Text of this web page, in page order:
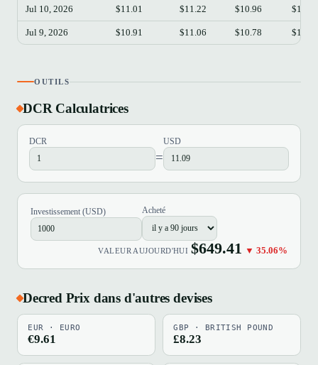
Jul 10, 2026 $11.01 $11.22 $10.96 $11.16
Jul 9, 2026 $10.91 $11.06 $10.78 $11.01
OUTILS
DCR Calculatrices
DCR
=
USD
Investissement (USD) Acheté
VALEUR AUJOURD'HUI $649.41 ▼ 35.06%
Decred Prix dans d'autres devises
EUR · EURO
€9.61
GBP · BRITISH POUND
£8.23